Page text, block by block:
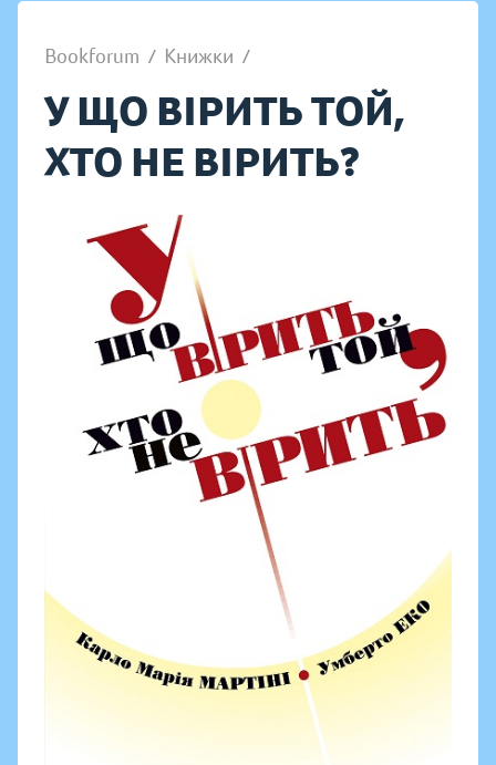
Bookforum / Книжки /
У ЩО ВІРИТЬ ТОЙ,
ХТО НЕ ВІРИТЬ?